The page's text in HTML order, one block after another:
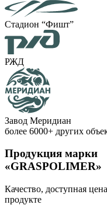
Стадион “Фишт”
РЖД
Завод Меридиан
более 6000+ других
Продукция марки
«GRASPOLIMER»
Качество, доступная
продукте